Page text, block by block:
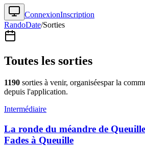
ConnexionInscription
RandoDate/Sorties
Toutes les sorties
1190 sorties à venir, organiséespar la
depuis l'application.
Intermédiaire
La ronde du méandre de
Fades à Queuille